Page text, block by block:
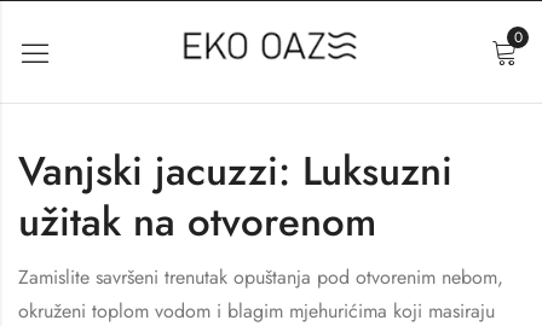
0
Vanjski jacuzzi: Luksuzni
užitak na otvorenom
Zamislite savršeni trenutak opuštanja pod otvorenim nebom,
okruženi toplom vodom i blagim mjehurićima koji masiraju